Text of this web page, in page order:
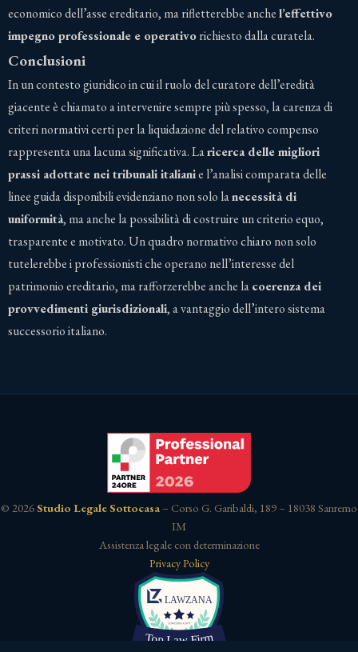
economico dell’asse ereditario, ma rifletterebbe anchel’effettivo
impegno professionale e operativorichiesto dalla curatela.
Conclusioni
In un contesto giuridico in cui il ruolo del curatore dell’eredità
giacente è chiamato a intervenire sempre più spesso, la carenza di
criteri normativi certi per la liquidazione del relativo compenso
rappresenta una lacuna significativa. Laricerca delle migliori
prassi adottate nei tribunali italianie l’analisi comparata delle
linee guida disponibili evidenziano non solo lanecessità di
uniformità, ma anche la possibilità di costruire un criterio equo,
trasparente e motivato. Un quadro normativo chiaro non solo
tutelerebbe i professionisti che operano nell’interesse del
patrimonio ereditario, ma rafforzerebbe anche lacoerenza dei
provvedimenti giurisdizionali, a vantaggio dell’intero sistema
successorio italiano.
© 2026Studio Legale Sottocasa – Corso G. Garibaldi, 189 – 18038 Sanremo
IM
Assistenza legale con determinazione
Privacy Policy